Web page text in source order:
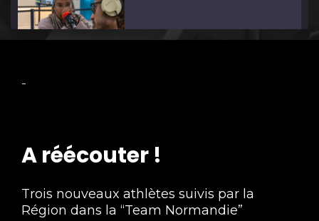
Retour sur la semaine avec Hélène Seijas de
-
A réécouter !
Trois nouveaux athlètes suivis par la
Région dans la “Team Normandie”